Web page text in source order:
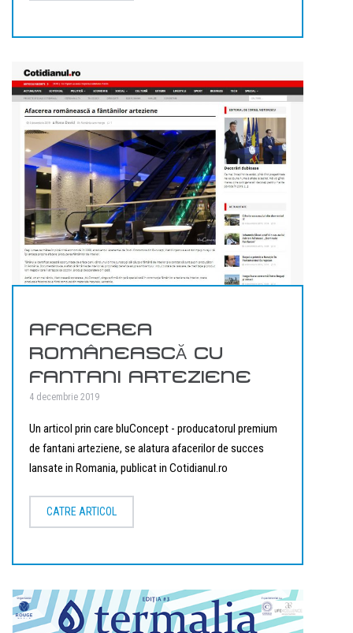
AFACEREA
ROMÂNEASCĂ CU
FANTANI ARTEZIENE
4 decembrie 2019
Un articol prin care bluConcept - producatorul premium
de fantani arteziene, se alatura afacerilor de succes
lansate in Romania, publicat in Cotidianul.ro
CATRE ARTICOL